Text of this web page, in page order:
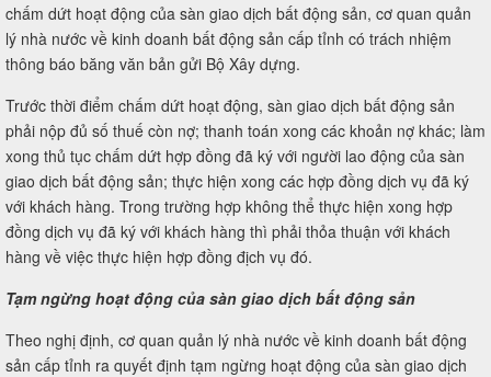
chấm dứt hoạt động của sàn giao dịch bất động sản, cơ quan quản
lý nhà nước về kinh doanh bất động sản cấp tỉnh có trách nhiệm
thông báo băng văn bản gửi Bộ Xây dựng.
Trước thời điểm chấm dứt hoạt động, sàn giao dịch bất động sản
phải nộp đủ số thuế còn nợ; thanh toán xong các khoản nợ khác; làm
xong thủ tục chấm dứt hợp đồng đã ký với người lao động của sàn
giao dịch bất động sản; thực hiện xong các hợp đồng dịch vụ đã ký
với khách hàng. Trong trường hợp không thể thực hiện xong hợp
đồng dịch vụ đã ký với khách hàng thì phải thỏa thuận với khách
hàng về việc thực hiện hợp đồng địch vụ đó.
Tạm ngừng hoạt động của sàn giao dịch bất động sản
Theo nghị định, cơ quan quản lý nhà nước về kinh doanh bất động
sản cấp tỉnh ra quyết định tạm ngừng hoạt động của sàn giao dịch